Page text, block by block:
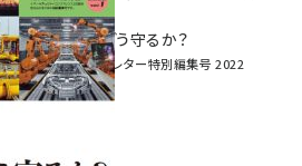
、OT/IoTをどう守るか？
SmartGridニューズレター特別編集号 2022